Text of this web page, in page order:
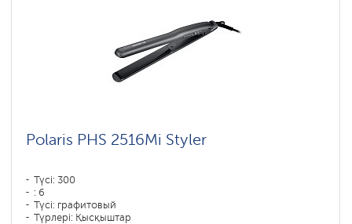
Polaris PHS 2516Mi Styler
Түсі: 300
: 6
Түсі: графитовый
Түрлері: Қысқыштар